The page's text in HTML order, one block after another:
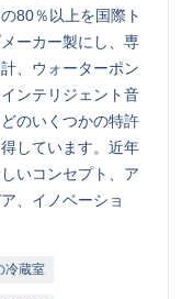
80％以上を国際ト
ーカー製にし、専
、ウォーターポン
ンテリジェント音
のいくつかの特許
しています。近年
いコンセプト、ア
、イノベーショ
冷蔵室